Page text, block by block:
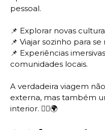
pessoal.
📌 Explorar novas
📌 Viajar sozinho para
📌 Experiências
comunidades locais.
A verdadeira viagem
externa, mas também
interior. 🧘‍♂️🌍